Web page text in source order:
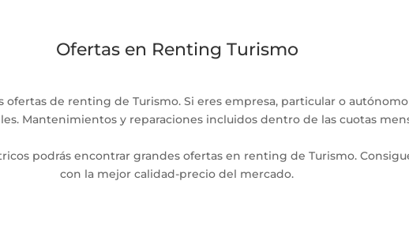
Ofertas en Renting Turismo
de renting de Turismo. Si eres empresa, particular o
Mantenimientos y reparaciones incluidos dentro de las cuotas
podrás encontrar grandes ofertas en renting de Turismo.
con la mejor calidad-precio del mercado.